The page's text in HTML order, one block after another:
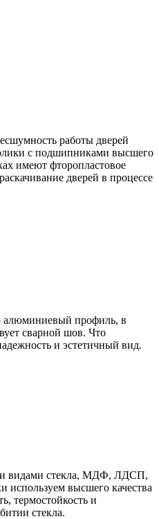
работы дверей
с подшипниками высшего
имеют фторопластовое
дверей в процессе
алюминиевый профиль, в
сварной шов. Что
и эстетичный вид.
видами стекла, МДФ, ЛДСП,
используем высшего качества
термостойкость и
стекла.